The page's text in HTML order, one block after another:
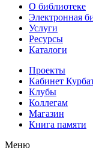
О библиотеке
Электронная
Услуги
Ресурсы
Каталоги
Проекты
Кабинет
Клубы
Коллегам
Магазин
Книга памяти
Меню